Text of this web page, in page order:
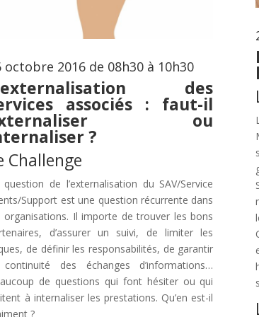
octobre 2016 de 08h30 à 10h30
des
associés : faut-il
ou
?
Challenge
question de l’externalisation du SAV/Service
Support est une question récurrente dans
organisations. Il importe de trouver les bons
d’assurer un suivi, de limiter les
de définir les responsabilités, de garantir
des échanges d’informations…
de questions qui font hésiter ou qui
à internaliser les prestations. Qu’en est-il
?